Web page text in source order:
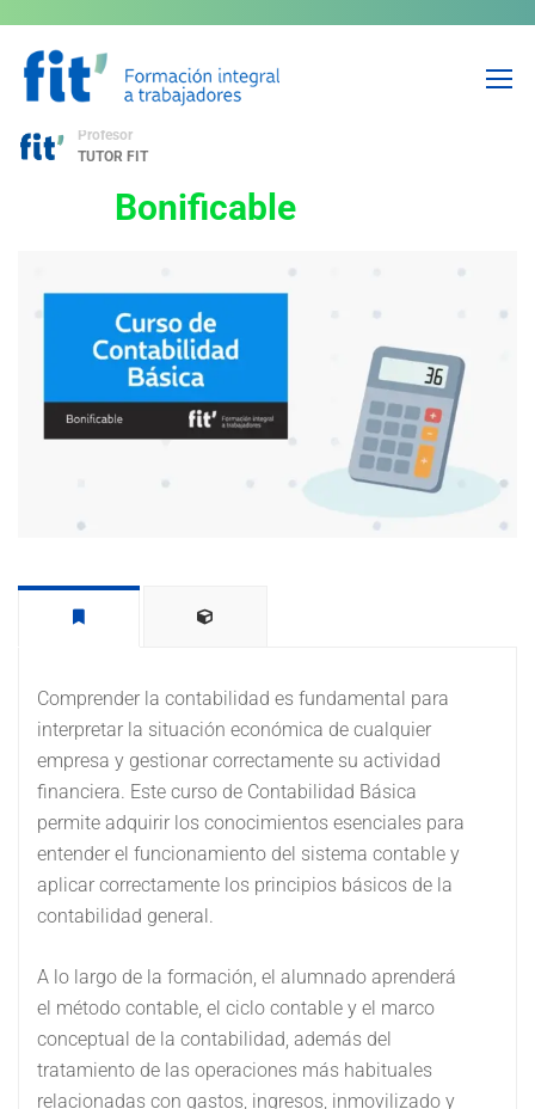
Curso de Contabilidad Básica
Profesor
TUTOR FIT
Bonificable
Comprender la contabilidad es fundamental para
interpretar la situación económica de cualquier
empresa y gestionar correctamente su actividad
financiera. Este curso de Contabilidad Básica
permite adquirir los conocimientos esenciales para
entender el funcionamiento del sistema contable y
aplicar correctamente los principios básicos de la
contabilidad general.
A lo largo de la formación, el alumnado aprenderá
el método contable, el ciclo contable y el marco
conceptual de la contabilidad, además del
tratamiento de las operaciones más habituales
relacionadas con gastos, ingresos, inmovilizado y